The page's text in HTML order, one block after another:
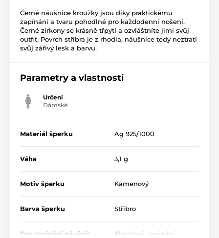
Černé náušnice kroužky jsou díky praktickému
zapínání a tvaru pohodlné pro každodenní nošení.
Černé zirkony se krásně třpytí a ozvláštníte jimi svůj
outfit. Povrch stříbra je z rhodia, náušnice tedy neztratí
svůj zářivý lesk a barvu.
Parametry a vlastnosti
Určení
Dámské
Materiál šperku Ag 925/1000
Váha 3,1 g
Motiv šperku Kamenový
Barva šperku Stříbro
Typ zapínání náušnic Kloubové zapínání